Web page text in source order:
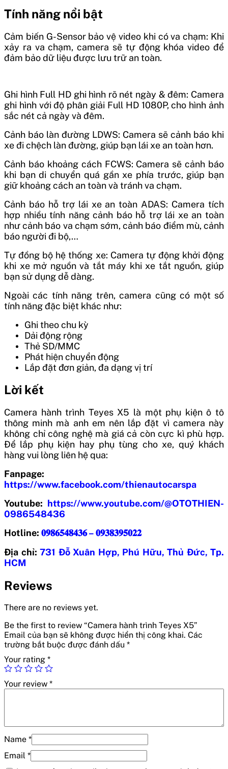
Tính năng nổi bật
Cảm biến G-Sensor bảo vệ video khi có va chạm: Khi
xảy ra va chạm, camera sẽ tự động khóa video để
đảm bảo dữ liệu được lưu trữ an toàn.
Ghi hình Full HD ghi hình rõ nét ngày & đêm: Camera
ghi hình với độ phân giải Full HD 1080P, cho hình ảnh
sắc nét cả ngày và đêm.
Cảnh báo làn đường LDWS: Camera sẽ cảnh báo khi
xe đi chệch làn đường, giúp bạn lái xe an toàn hơn.
Cảnh báo khoảng cách FCWS: Camera sẽ cảnh báo
khi bạn di chuyển quá gần xe phía trước, giúp bạn
giữ khoảng cách an toàn và tránh va chạm.
Cảnh báo hỗ trợ lái xe an toàn ADAS: Camera tích
hợp nhiều tính năng cảnh báo hỗ trợ lái xe an toàn
như cảnh báo va chạm sớm, cảnh báo điểm mù, cảnh
báo người đi bộ,…
Tự đồng bộ hệ thống xe: Camera tự động khởi động
khi xe mở nguồn và tắt máy khi xe tắt nguồn, giúp
bạn sử dụng dễ dàng.
Ngoài các tính năng trên, camera cũng có một số
tính năng đặc biệt khác như:
Ghi theo chu kỳ
Dải động rộng
Thẻ SD/MMC
Phát hiện chuyển động
Lắp đặt đơn giản, đa dạng vị trí
Lời kết
Camera hành trình Teyes X5 là một phụ kiện ô tô
thông minh mà anh em nên lắp đặt vì camera này
không chỉ công nghệ mà giá cả còn cực kì phù hợp.
Để lắp phụ kiện hay phụ tùng cho xe, quý khách
hàng vui lòng liên hệ qua:
Fanpage:
https://www.facebook.com/thienautocarspa
Youtube: https://www.youtube.com/@OTOTHIEN-
0986548436
Hotline: 𝟎𝟗𝟖𝟔𝟓𝟒𝟖𝟒𝟑𝟔 – 𝟎𝟗𝟑𝟖𝟑𝟗𝟓𝟎𝟐𝟐
Địa chỉ: 731 Đỗ Xuân Hợp, Phú Hữu, Thủ Đức, Tp.
HCM
Reviews
There are no reviews yet.
Be the first to review “Camera hành trình Teyes X5”
Email của bạn sẽ không được hiển thị công khai. Các
trường bắt buộc được đánh dấu *
Your rating *
Your review *
Name *
Email *